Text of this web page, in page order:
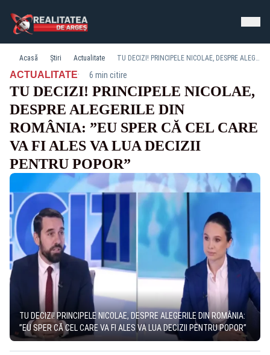
Acasă Știri Actualitate TU DECIZI! PRINCIPELE NICOLAE, DESPRE ALEGERILE DIN ROMÂNIA: ”EU SPER CĂ CEL CARE VA FI ALES VA LUA DECIZII PENTRU POPOR”
ACTUALITATE· 6 min citire
TU DECIZI! PRINCIPELE NICOLAE,
DESPRE ALEGERILE DIN
ROMÂNIA: ”EU SPER CĂ CEL CARE
VA FI ALES VA LUA DECIZII
PENTRU POPOR”
TU DECIZI! PRINCIPELE NICOLAE, DESPRE ALEGERILE DIN ROMÂNIA:
”EU SPER CĂ CEL CARE VA FI ALES VA LUA DECIZII PENTRU POPOR”